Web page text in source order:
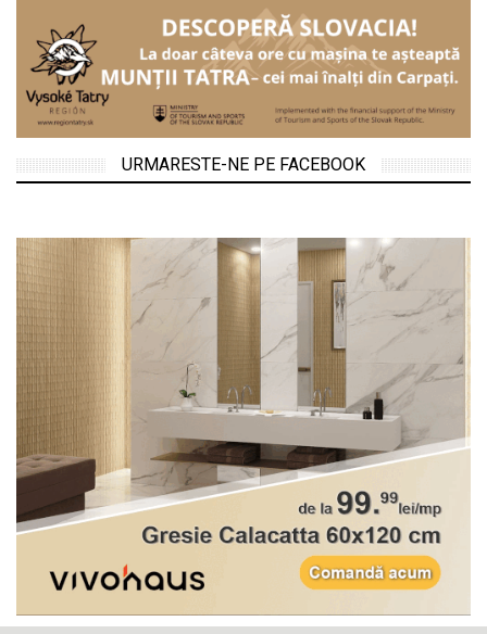
URMARESTE-NE PE FACEBOOK